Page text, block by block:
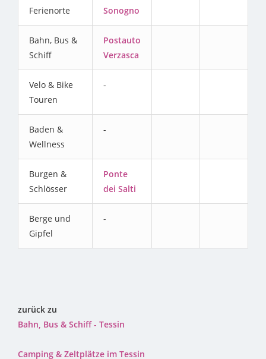
Ferienorte Sonogno
Bahn, Bus &
Schiff
Postauto
Verzasca
Velo & Bike
Touren
-
Baden &
Wellness
-
Burgen &
Schlösser
Ponte
dei Salti
Berge und
Gipfel
-
zurück zu
Bahn, Bus & Schiff - Tessin
Camping & Zeltplätze im Tessin